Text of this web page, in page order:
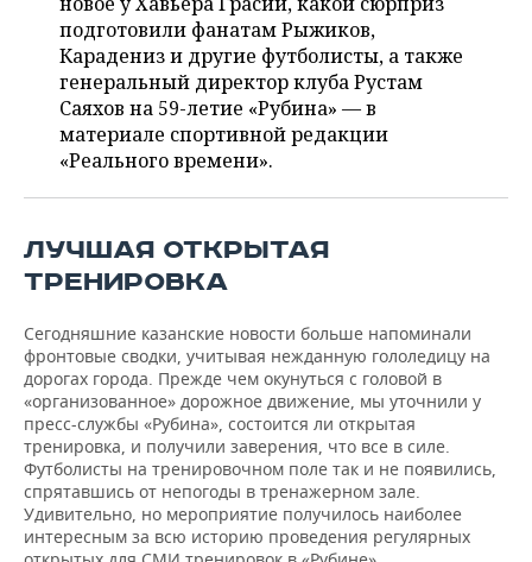
ОПК
ЭНЕРГЕТИКА
УСЛУГИ
МЕДИА
ТЕЛЕКОММУНИКАЦИИ
ВЫЕЗДНАЯ РЕДАКЦИЯ
БИЗНЕС-БРАНЧИ
ONLINE-КОНФЕРЕНЦИИ
НОВОСТИ СПОРТА
ФУТБОЛ
ХОККЕЙ
ВОЛЕЙБОЛ
КИБЕРСПОРТ
ФИГУРНОЕ КАТАНИЕ
ВОДНЫЕ ВИДЫ СПОРТА
ХОККЕЙ С МЯЧОМ
ОБЩЕСТВО
НОВОСТИ ОБЩЕСТВА
ВЛАСТЬ
ИСТОРИЯ
КУЛЬТУРА
МЕДИЦИНА
ОБРАЗОВАНИЕ
ПРОИСШЕСТВИЯ
ФОТОГАЛЕРЕЯ
СЮЖЕТЫ
СПИСОК ПЕРСОН
СПИСОК КОМПАНИЙ
ПОЛНАЯ ВЕРСИЯ
подготовили фанатам Рыжиков,
Карадениз и другие футболисты, а также
генеральный директор клуба Рустам
Саяхов на 59-летие «Рубина» — в
материале спортивной редакции
«Реального времени».
ЛУЧШАЯ ОТКРЫТАЯ
ТРЕНИРОВКА
Сегодняшние казанские новости больше напоминали
фронтовые сводки, учитывая нежданную гололедицу на
дорогах города. Прежде чем окунуться с головой в
«организованное» дорожное движение, мы уточнили у
пресс-службы «Рубина», состоится ли открытая
тренировка, и получили заверения, что все в силе.
Футболисты на тренировочном поле так и не появились,
спрятавшись от непогоды в тренажерном зале.
Удивительно, но мероприятие получилось наиболее
интересным за всю историю проведения регулярных